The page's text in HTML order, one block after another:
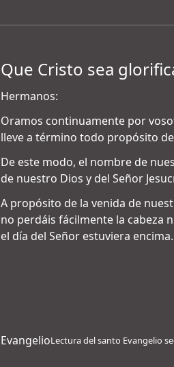
Que Cristo sea
Hermanos:
Oramos continuamente por
lleve a término todo propósito
De este modo, el nombre de
de nuestro Dios y del Señor
A propósito de la venida de
no perdáis fácilmente la cabeza
el día del Señor estuviera encima.
EvangelioLectura del santo Evangelio